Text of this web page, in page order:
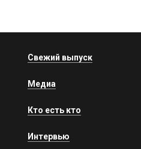
Свежий выпуск
Медиа
Кто есть кто
Интервью